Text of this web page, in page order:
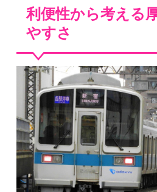
利便性から考える
やすさ